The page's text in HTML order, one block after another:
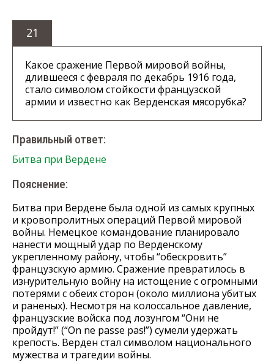
21
Какое сражение Первой мировой войны,
длившееся с февраля по декабрь 1916 года,
стало символом стойкости французской
армии и известно как Верденская мясорубка?
Правильный ответ:
Битва при Вердене
Пояснение:
Битва при Вердене была одной из самых крупных
и кровопролитных операций Первой мировой
войны. Немецкое командование планировало
нанести мощный удар по Верденскому
укрепленному району, чтобы “обескровить”
французскую армию. Сражение превратилось в
изнурительную войну на истощение с огромными
потерями с обеих сторон (около миллиона убитых
и раненых). Несмотря на колоссальное давление,
французские войска под лозунгом “Они не
пройдут!” (“On ne passe pas!”) сумели удержать
крепость. Верден стал символом национального
мужества и трагедии войны.